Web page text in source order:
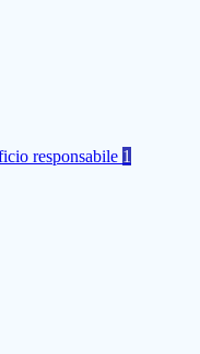
responsabile 1